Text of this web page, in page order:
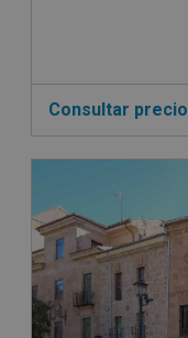
Consultar precio